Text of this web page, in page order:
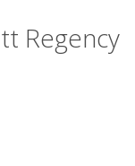
Regency